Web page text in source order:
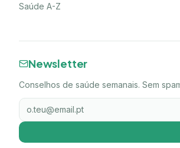
Saúde A-Z
Newsletter
Conselhos de saúde semanais. Sem